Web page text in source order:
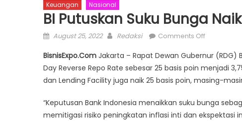
Keuangan Nasional
BI Putuskan Suku Bunga
Posted
August 25, 2022 Author
Redaksi Comments Offon
Putuskan
Suku
Bunga
Jadi
3,75
BisnisExpo.Com Jakarta – Rapat Dewan Gubernur
Day Reverse Repo Rate sebesar 25 basis poin menjadi
dan Lending Facility juga naik 25 basis poin, masing-
“Keputusan Bank Indonesia menaikkan suku bunga
memitigasi risiko peningkatan inflasi inti dan ekspektasi